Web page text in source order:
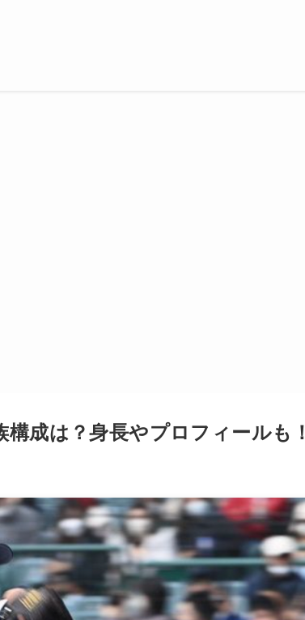
成は？身長やプロフィールも！